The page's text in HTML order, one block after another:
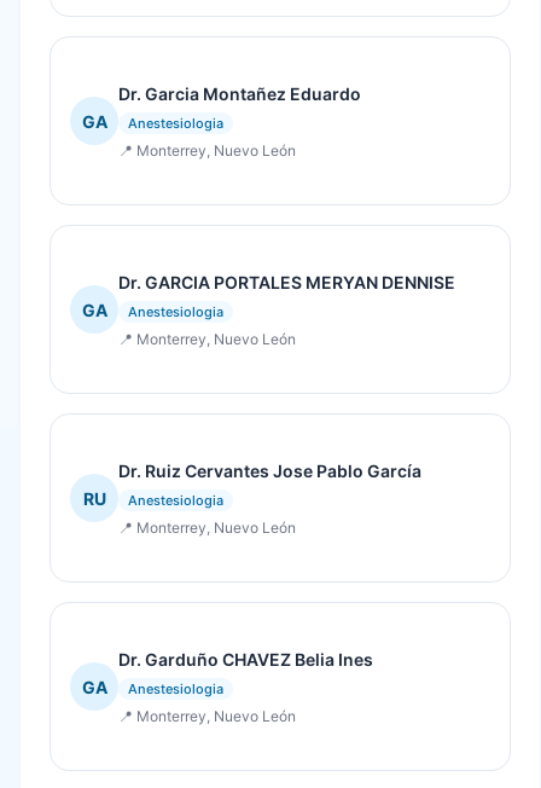
GA
Dr. Garcia Montañez Eduardo
Anestesiologia
📍 Monterrey, Nuevo León
GA
Dr. GARCIA PORTALES MERYAN DENNISE
Anestesiologia
📍 Monterrey, Nuevo León
RU
Dr. Ruiz Cervantes Jose Pablo García
Anestesiologia
📍 Monterrey, Nuevo León
GA
Dr. Garduño CHAVEZ Belia Ines
Anestesiologia
📍 Monterrey, Nuevo León